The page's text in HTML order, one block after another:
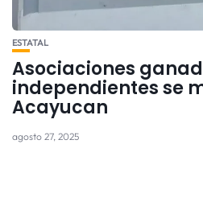
ESTATAL
Asociaciones
independientes se
Acayucan
agosto 27, 2025